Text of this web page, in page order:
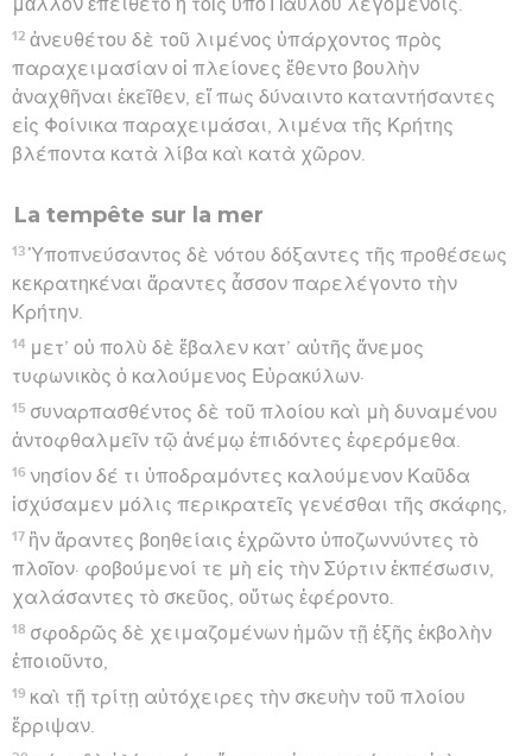
ἀσάλευτος, ἡ δὲ πρύμνα ἐλύετο ὑπὸ τῆς βίας.
τῶν δὲ στρατιωτῶν βουλὴ ἐγένετο ἵνα τοὺς
δεσμώτας ἀποκτείνωσιν, μή τις ἐκκολυμβήσας
διαφύγῃ·
ὁ δὲ ἑκατοντάρχης βουλόμενος διασῶσαι τὸν
τε τοὺς δυναμένους κολυμβᾶν ἀπορίψαντας πρώτους
ἐπὶ τὴν γῆν ἐξιέναι,
καὶ τοὺς λοιποὺς οὓς μὲν ἐπὶ σανίσιν οὓς δὲ ἐπί
τινων τῶν ἀπὸ τοῦ πλοίου· καὶ οὕτως ἐγένετο πάντας
διασωθῆναι ἐπὶ τὴν γῆν.
Hébreu : © Westminster Leningrad Codex - tanach.us --- Grec : © 2010 by the
Society of Biblical Literature and Logos Bible Software - sblgnt.com
Actes 28
Seuls les Évangiles sont disponibles en vidéo pour le moment.
Paul dans l'île de Malte
1 Καὶ διασωθέντες τότε ἐπέγνωμεν ὅτι Μελίτη ἡ
νῆσος καλεῖται.
2 οἵ τε βάρβαροι παρεῖχον οὐ τὴν τυχοῦσαν